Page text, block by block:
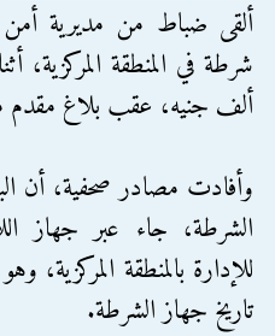
ألقى ضباط من مديرية
ألف جنيه، عقب بلاغ مقدم
وأفادت مصادر صحفية، أن
الشرطة، جاء عبر جهاز
للإدارة بالمنطقة
تاريخ جهاز الشرطة.